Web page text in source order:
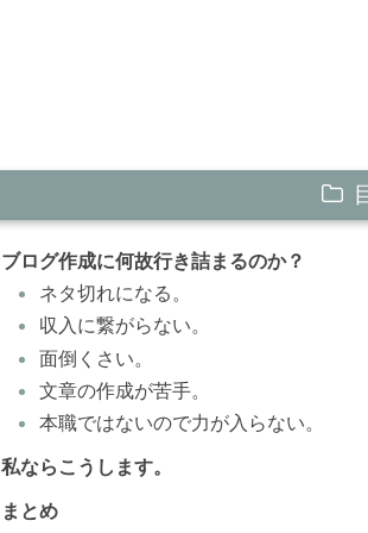
ブログ作成に何故行き詰まるのか？
ネタ切れになる。
収入に繋がらない。
面倒くさい。
文章の作成が苦手。
本職ではないので力が入らない。
私ならこうします。
まとめ